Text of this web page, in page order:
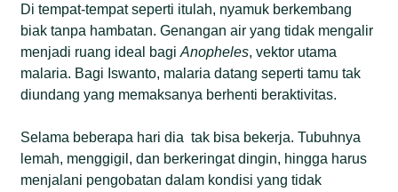
Di tempat-tempat seperti itulah, nyamuk berkembang
biak tanpa hambatan. Genangan air yang tidak mengalir
menjadi ruang ideal bagiAnopheles, vektor utama
malaria. Bagi Iswanto, malaria datang seperti tamu tak
diundang yang memaksanya berhenti beraktivitas.
Selama beberapa hari dia tak bisa bekerja. Tubuhnya
lemah, menggigil, dan berkeringat dingin, hingga harus
menjalani pengobatan dalam kondisi yang tidak